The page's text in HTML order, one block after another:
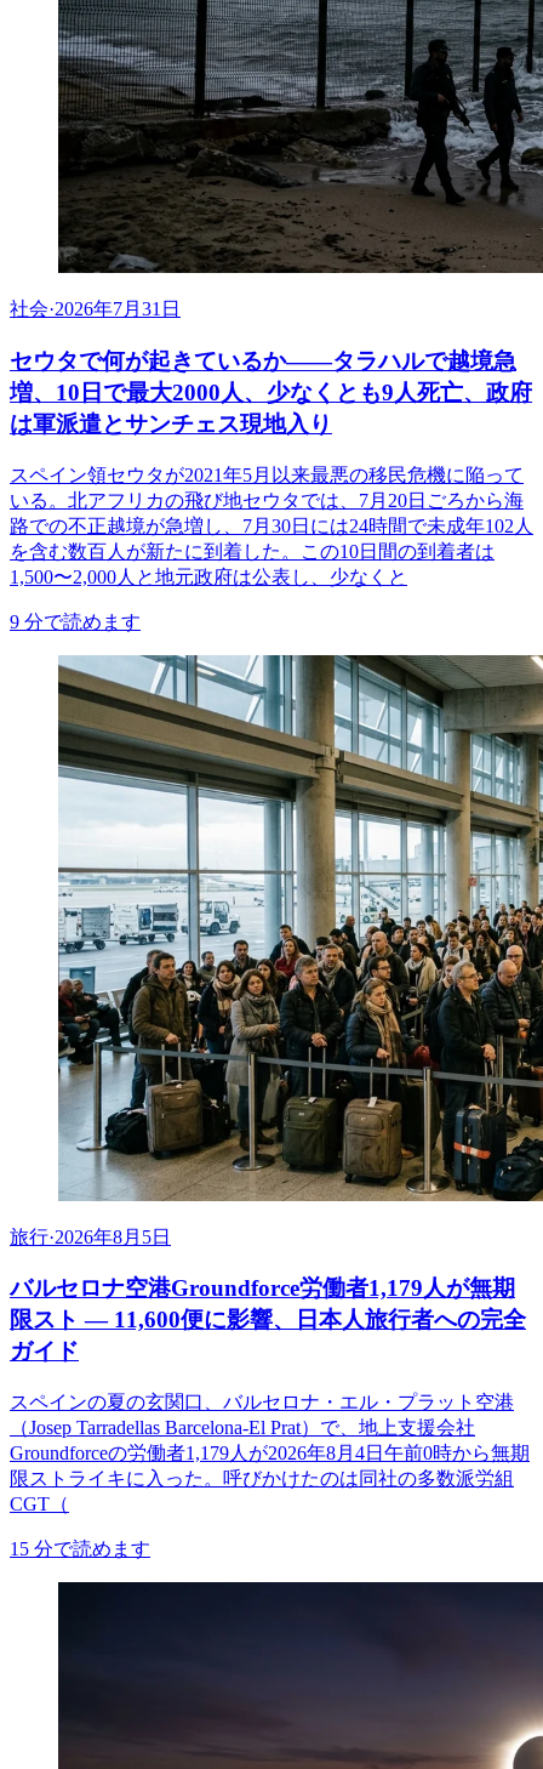
社会·2026年7月31日
セウタで何が起きているか——タラハルで越境急
増、10日で最大2000人、少なくとも9人死亡、政府
は軍派遣とサンチェス現地入り
スペイン領セウタが2021年5月以来最悪の移民危機に陥って
いる。北アフリカの飛び地セウタでは、7月20日ごろから海
路での不正越境が急増し、7月30日には24時間で未成年102人
を含む数百人が新たに到着した。この10日間の到着者は
1,500〜2,000人と地元政府は公表し、少なくと
9 分で読めます
旅行·2026年8月5日
バルセロナ空港Groundforce労働者1,179人が無期
限スト ― 11,600便に影響、日本人旅行者への完全
ガイド
スペインの夏の玄関口、バルセロナ・エル・プラット空港
（Josep Tarradellas Barcelona-El Prat）で、地上支援会社
Groundforceの労働者1,179人が2026年8月4日午前0時から無期
限ストライキに入った。呼びかけたのは同社の多数派労組
CGT（
15 分で読めます